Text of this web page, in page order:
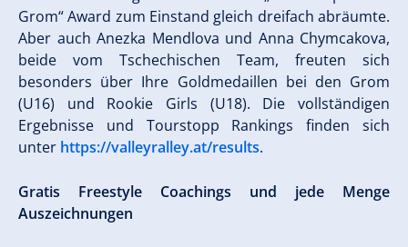
Grom“ Award zum Einstand gleich dreifach abräumte.
Aber auch Anezka Mendlova und Anna Chymcakova,
beide vom Tschechischen Team, freuten sich
besonders über Ihre Goldmedaillen bei den Grom
(U16) und Rookie Girls (U18). Die vollständigen
Ergebnisse und Tourstopp Rankings finden sich
unter https://valleyralley.at/results.
Gratis Freestyle Coachings und jede Menge
Auszeichnungen